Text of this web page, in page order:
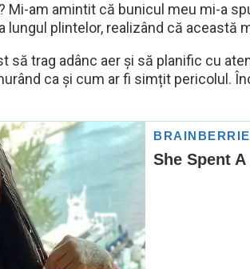
Mi-am amintit că bunicul meu mi-a
lungul plintelor, realizând că această
să trag adânc aer și să planific cu
ca și cum ar fi simțit pericolul.